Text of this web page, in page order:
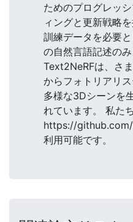
ためのプログレッ
ィングと更新戦略
訓練データを必要
の自然言語記述の
Text2NeRFは、さ
からフォトリアリ
多様な3Dシーンを
れています。 私た
https://
利用可能です。